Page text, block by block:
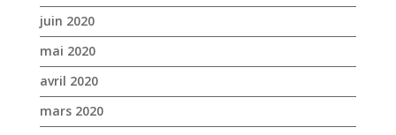
décembre 2019
novembre 2019
octobre 2019
septembre 2019